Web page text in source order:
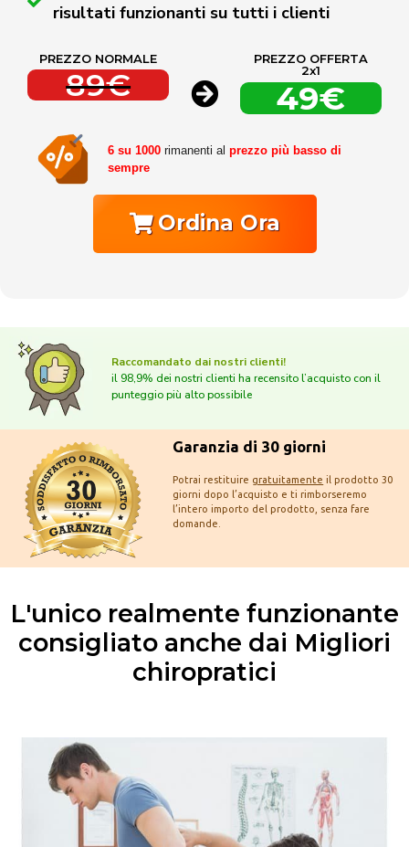
risultati funzionanti su tutti i clienti
PREZZO NORMALE
89€
PREZZO OFFERTA
2x1
49€
6 su 1000 rimanenti al prezzo più basso di
sempre
Ordina Ora
Raccomandato dai nostri clienti!
il 98,9% dei nostri clienti ha recensito l’acquisto con il
punteggio più alto possibile
Garanzia di 30 giorni
Potrai restituire gratuitamente il prodotto 30
giorni dopo l’acquisto e ti rimborseremo
l’intero importo del prodotto, senza fare
domande.
L'unico realmente funzionante
consigliato anche dai Migliori
chiropratici